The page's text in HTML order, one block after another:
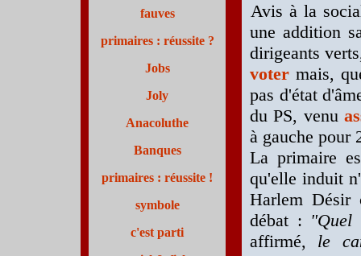
Avis à la
une addition
dirigeants
voter mais,
pas d'état
du PS, venu
à gauche pour
La primaire
qu'elle induit
Harlem Désir
débat : "Quel
affirmé, le
fauves
primaires : réussite ?
Jobs
Joly
Anacoluthe
Banques
primaires : réussite !
symbole
c'est parti